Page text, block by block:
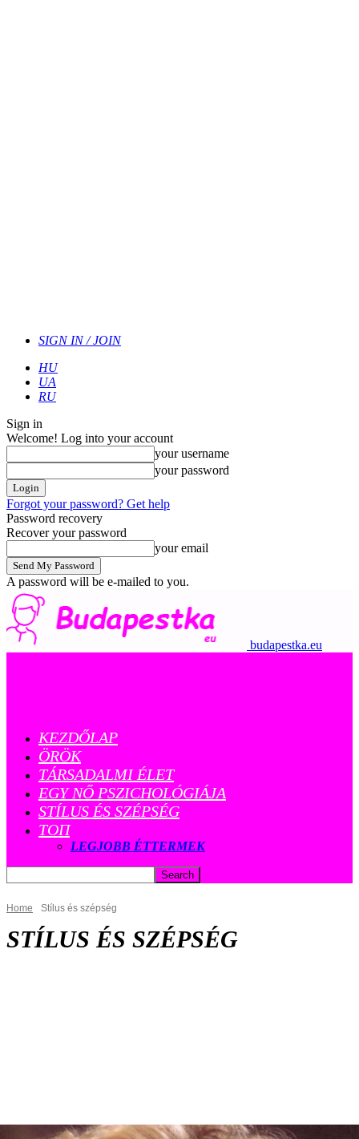
SIGN IN / JOIN
HU
UA
RU
Sign in
Welcome! Log into your account
your username
your password
Forgot your password? Get help
Password recovery
Recover your password
your email
A password will be e-mailed to you.
budapestka.eu
KEZDŐLAP
ÖRÖK
TÁRSADALMI ÉLET
EGY NŐ PSZICHOLÓGIÁJA
STÍLUS ÉS SZÉPSÉG
ТОП
LEGJOBB ÉTTERMEK
Home Stílus és szépség
STÍLUS ÉS SZÉPSÉG